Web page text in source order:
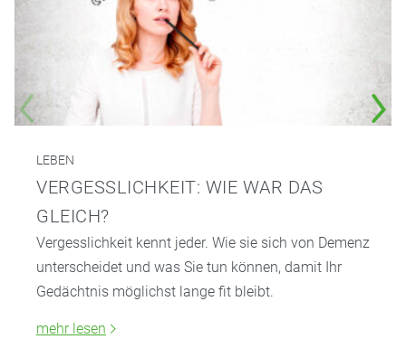
LEBEN
VERGESSLICHKEIT: WIE WAR DAS
GLEICH?
Vergesslichkeit kennt jeder. Wie sie sich von Demenz
unterscheidet und was Sie tun können, damit Ihr
Gedächtnis möglichst lange fit bleibt.
mehr lesen